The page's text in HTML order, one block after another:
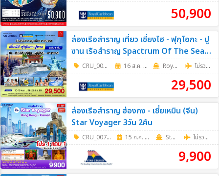
50,900
ล่องเรือสำราญ เที่ยว เซี่ยงไฮ - ฟุกุโอกะ - ปู
ซาน เรือสำราญ Spactrum Of The Sea
6วัน 5คืน (Cruise Only)
CRU_0059 6วัน 5คืน
16 ส.ค. 69 - 21 ส.ค. 69 RoyalCaribbean ไม่รวมตั๋วเครื่องบิน
29,500
ล่องเรือสำราญ ฮ่องกง - เซี่ยเหมิน (จีน)
Star Voyager 3วัน 2คืน
CRU_0074 3วัน 2คืน
15 ก.ค. 69 - 19 ส.ค. 69 Star Cruises ไม่รวมตั๋วเครื่องบิน
9,900